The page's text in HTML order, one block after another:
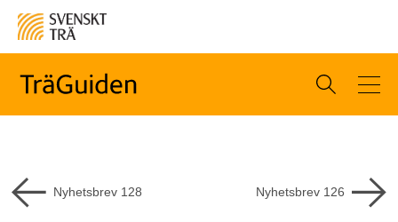
Nyhetsbrev 128 Nyhetsbrev 126